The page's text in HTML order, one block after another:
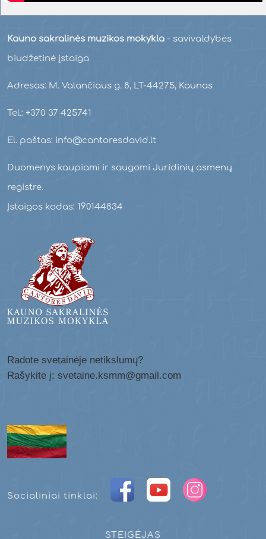
Kauno sakralinės muzikos mokykla - savivaldybės
biudžetinė įstaiga
Adresas: M. Valančiaus g. 8, LT-44275, Kaunas
Tel.: +370 37 425741
El. paštas: info@cantoresdavid.lt
Duomenys kaupiami ir saugomi Juridinių asmenų
registre.
Įstaigos kodas: 190144834
Radote svetainėje netikslumų?
Rašykite į: svetaine.ksmm@gmail.com
Socialiniai tinklai:
STEIGĖJAS